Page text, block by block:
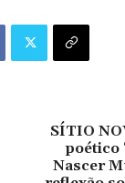
SÍTIO
poético
Nascer